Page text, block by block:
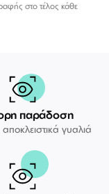
στο τέλος κάθε
παράδοση
γυαλιά